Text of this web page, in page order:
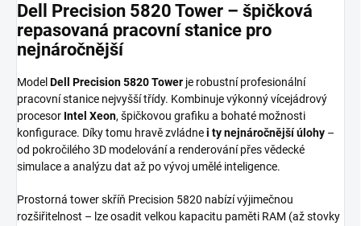
Dell Precision 5820 Tower – špičková
repasovaná pracovní stanice pro
nejnáročnější
Model Dell Precision 5820 Tower je robustní profesionální
pracovní stanice nejvyšší třídy. Kombinuje výkonný vícejádrový
procesor Intel Xeon, špičkovou grafiku a bohaté možnosti
konfigurace. Díky tomu hravě zvládnei ty nejnáročnější úlohy –
od pokročilého 3D modelování a renderování přes vědecké
simulace a analýzu dat až po vývoj umělé inteligence.
Prostorná tower skříň Precision 5820 nabízí výjimečnou
rozšiřitelnost – lze osadit velkou kapacitu paměti RAM (až stovky